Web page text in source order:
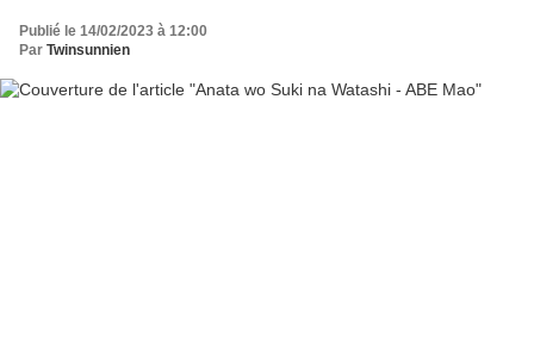
Publié le 14/02/2023 à 12:00
Par Twinsunnien